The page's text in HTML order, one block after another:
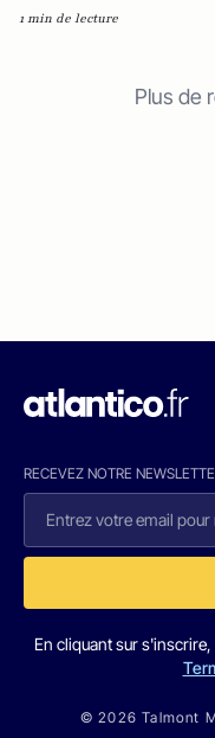
1 min de lecture
Plus de
RECEVEZ NOTRE
En cliquant sur
© 2026 Talmont